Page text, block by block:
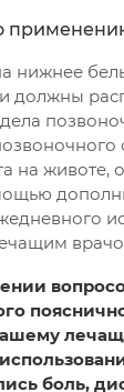
нижнее
должны
на животе,
боль,